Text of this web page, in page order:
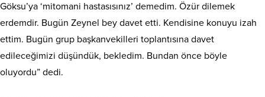
Göksu’ya ‘mitomani hastasısınız’ demedim. Özür dilemek
erdemdir. Bugün Zeynel bey davet etti. Kendisine konuyu izah
ettim. Bugün grup başkanvekilleri toplantısına davet
edileceğimizi düşündük, bekledim. Bundan önce böyle
oluyordu” dedi.